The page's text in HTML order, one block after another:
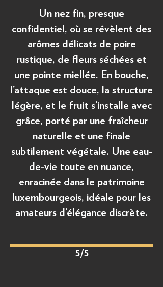
Un nez fin, presque
confidentiel, où se révèlent des
arômes délicats de poire
rustique, de fleurs séchées et
une pointe miellée. En bouche,
l’attaque est douce, la structure
légère, et le fruit s’installe avec
grâce, porté par une fraîcheur
naturelle et une finale
subtilement végétale. Une eau-
de-vie toute en nuance,
enracinée dans le patrimoine
luxembourgeois, idéale pour les
amateurs d’élégance discrète.
5/5